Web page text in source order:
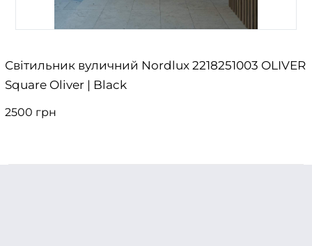
Світильник вуличний Nordlux 2218251003 OLIVER
Square Oliver | Black
2500 грн